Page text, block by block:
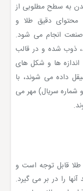
به سطح مطلوبی از
دقیق طلا و
صنعت انجام می شود.
ذوب شده و در قالب
ها و شکل های
داده می شوند، با
شماره سریال) مهر می
قابل توجه است و
را در بر می گیرد.